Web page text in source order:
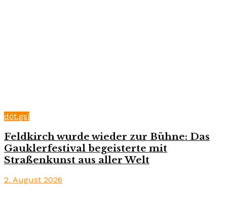
döt.gsi
Feldkirch wurde wieder zur Bühne: Das
Gauklerfestival begeisterte mit
Straßenkunst aus aller Welt
2. August 2026